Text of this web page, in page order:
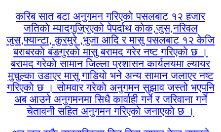
करिब सात बटा अनुगमन गरिएकाे पसलबाट १२ हजार
जतिकाे म्यादगुज्रिएको पेपर्दाथ काेक,जुस,नरिवल
जुस,फ्यान्टा, कुरमुरे ,भुजा आदि र मासु पसलबाट १२ केजि
बराबरकाे बंङगुरकाे मासु बरामद गरेर नष्ट गरिएकाे छ ।
बरामद गरेकाे सामान जिल्ला प्रशासन कार्यलयमा ल्यायर
मुचुल्का उडाएर मासु गाडियाे भने अन्य सामान जलाएर नष्ट
गरिएकाे छ । साेमवार गरेकाे अनुगमन सुझाव जस्तो भएपनि
अब आउने अनुगमनमा सिधै कार्वाही गर्ने र जरिवाना गर्ने
चेतावनी सहित अनुगमन गरिएकाे जनाएकाे छ ।